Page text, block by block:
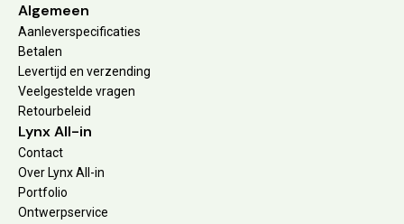
Algemeen
Aanleverspecificaties
Betalen
Levertijd en verzending
Veelgestelde vragen
Retourbeleid
Lynx All-in
Contact
Over Lynx All-in
Portfolio
Ontwerpservice